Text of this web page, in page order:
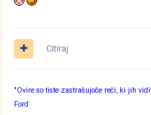
Citiraj
"Ovire so tiste zastrašujoče reči, ki jih
Ford